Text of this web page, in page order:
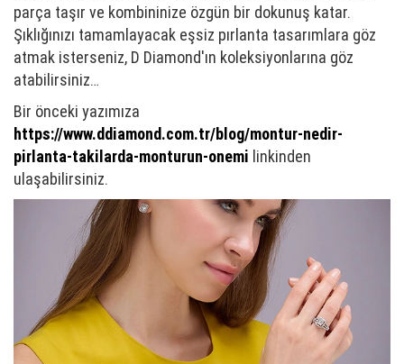
parça taşır ve kombininize özgün bir dokunuş katar.
Şıklığınızı tamamlayacak eşsiz pırlanta tasarımlara göz
atmak isterseniz, D Diamond'ın koleksiyonlarına göz
atabilirsiniz…
Bir önceki yazımıza
https://www.ddiamond.com.tr/blog/montur-nedir-
pirlanta-takilarda-monturun-onemi linkinden
ulaşabilirsiniz.